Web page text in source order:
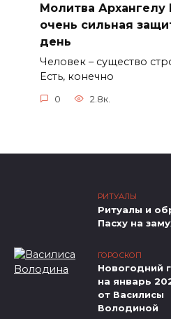
Молитва
очень сильная
день
Человек – существо
Есть, конечно
0 2.8к.
РИТУАЛЫ
Ритуалы и
Пасху на
ГОРОСКОП
Новогодний
на январь
от Василисы
Володиной